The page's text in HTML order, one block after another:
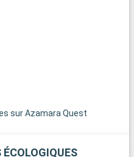
sur Azamara Quest